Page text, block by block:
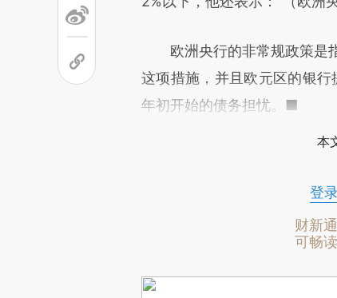
欧洲央行的非常规政策是指
这项措施，并且欧元区的银
年初开始的债务担忧。■
本
登
财新
可畅